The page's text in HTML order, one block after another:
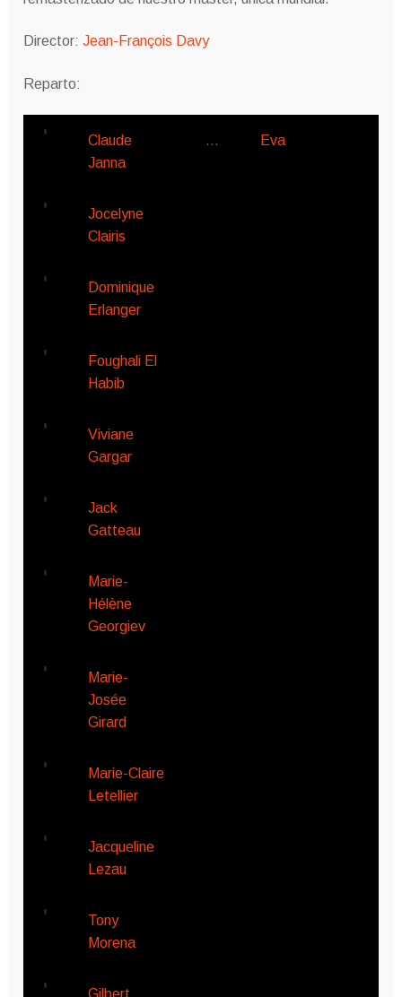
Director: Jean-François Davy
Reparto:
Claude
Janna
… Eva
Jocelyne
Clairis
Dominique
Erlanger
Foughali El
Habib
Viviane
Gargar
Jack
Gatteau
Marie-
Hélène
Georgiev
Marie-
Josée
Girard
Marie-Claire
Letellier
Jacqueline
Lezau
Tony
Morena